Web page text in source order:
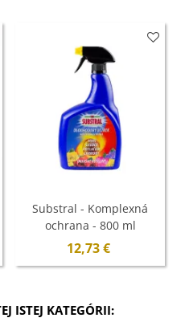
Substral - Komplexná
ochrana - 800 ml
12,73 €
ISTEJ KATEGÓRII: